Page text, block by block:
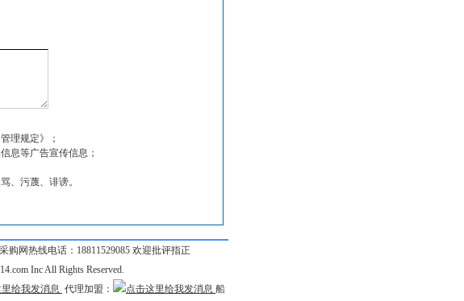
理规定》；
息等广告宣传信息；
、污蔑、诽谤。
购网热线电话：18811529085 欢迎批评指正
Inc All Rights Reserved.
代理加盟： 船